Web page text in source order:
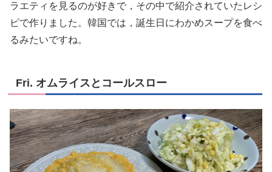
ラエティを見るのが好きで，その中で紹介されていたレシ
ピで作りました。韓国では，誕生日にわかめスープを食べ
るみたいですね。
Fri. オムライスとコールスロー